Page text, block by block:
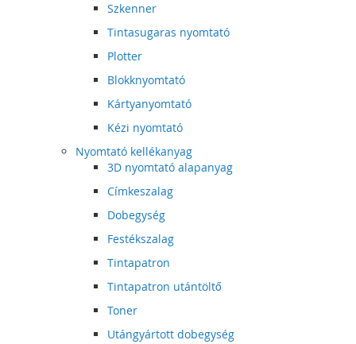
Szkenner
Tintasugaras nyomtató
Plotter
Blokknyomtató
Kártyanyomtató
Kézi nyomtató
Nyomtató kellékanyag
3D nyomtató alapanyag
Címkeszalag
Dobegység
Festékszalag
Tintapatron
Tintapatron utántöltő
Toner
Utángyártott dobegység